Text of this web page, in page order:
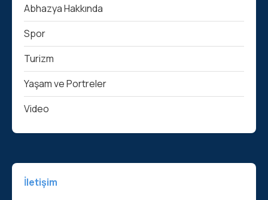
Abhazya Hakkında
Spor
Turizm
Yaşam ve Portreler
Video
İletişim